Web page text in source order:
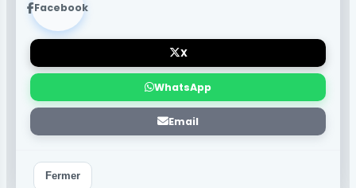
Facebook
X
WhatsApp
Email
Fermer